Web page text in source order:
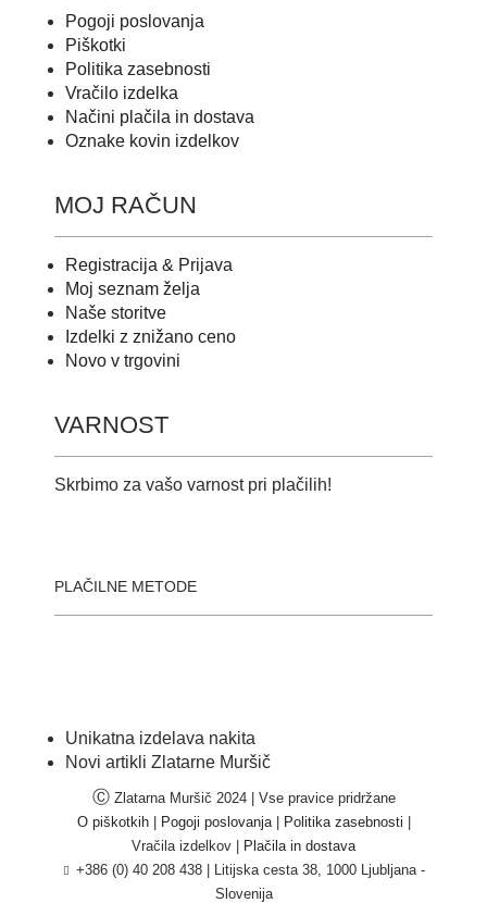
Pogoji poslovanja
Piškotki
Politika zasebnosti
Vračilo izdelka
Načini plačila in dostava
Oznake kovin izdelkov
MOJ RAČUN
Registracija & Prijava
Moj seznam želja
Naše storitve
Izdelki z znižano ceno
Novo v trgovini
VARNOST
Skrbimo za vašo varnost pri plačilih!
PLAČILNE METODE
Unikatna izdelava nakita
Novi artikli Zlatarne Muršič
Ⓒ Zlatarna Muršič 2024 | Vse pravice pridržane
O piškotkih| Pogoji poslovanja| Politika zasebnosti
Vračila izdelkov |
Plačila in dostava
+386 (0) 40 208 438|
Litijska cesta 38, 1000 Ljubljana -
Slovenija